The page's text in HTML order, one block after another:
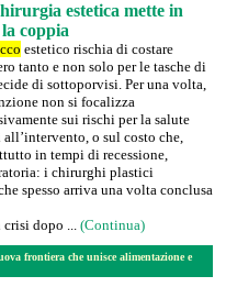
estetica mette in
coppia
estetico rischia di costare
tanto e non solo per le tasche di
di sottoporvisi. Per una volta,
non si focalizza
sui rischi per la salute
o sul costo che,
in tempi di recessione,
i chirurghi plastici
spesso arriva una volta conclusa
crisi dopo ... (Continua)
frontiera che unisce alimentazione e